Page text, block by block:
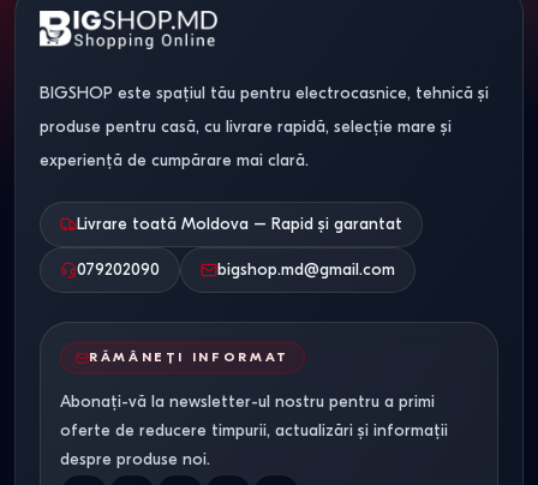
BIGSHOP este spațiul tău pentru electrocasnice, tehnică și
produse pentru casă, cu livrare rapidă, selecție mare și
experiență de cumpărare mai clară.
Livrare toată Moldova – Rapid și garantat
079202090 bigshop.md@gmail.com
RĂMÂNEȚI INFORMAT
Abonați-vă la newsletter-ul nostru pentru a primi
oferte de reducere timpurii, actualizări și informații
despre produse noi.